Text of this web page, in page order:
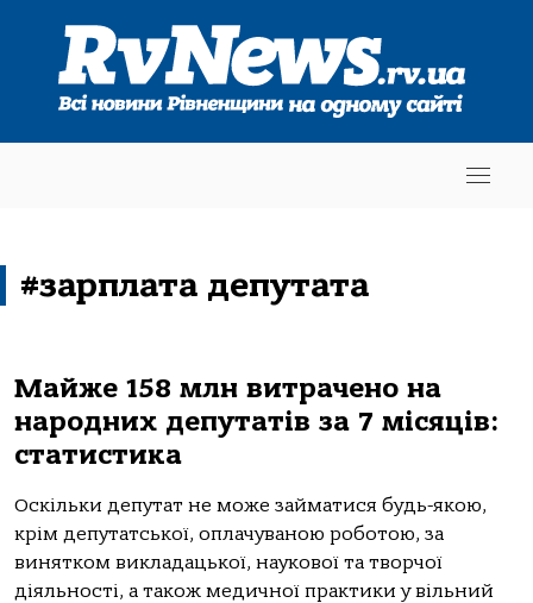
#зарплата депутата
Майже 158 млн витрачено на
народних депутатів за 7 місяців:
статистика
Оскільки депутат не може займатися будь-якою,
крім депутатської, оплачуваною роботою, за
винятком викладацької, наукової та творчої
діяльності, а також медичної практики у вільний